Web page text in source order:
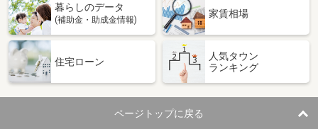
使用面積
30.36m²
栃木県宇都宮市鶴田１丁目
13.20万円
住 所
栃木県宇都宮市鶴田１丁目
物件種別 貸店舗・事務所
使用面積 30.36m²
暮らしのデータ
(補助金・助成金情報)
家賃相場
住宅ローン
人気タウン
ランキング
ページトップに戻る